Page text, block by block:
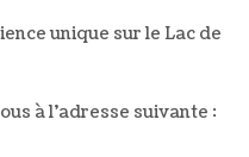
unique sur le Lac de
à l’adresse suivante :